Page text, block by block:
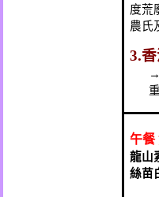
度荒
農氏
3.香
→
午餐
龍山
絲苗